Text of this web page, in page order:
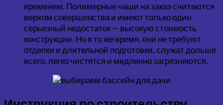
временем. Полимерные чаши на заказ считаются
верхом совершенства и имеют только один
серьезный недостаток — высокую стоимость
конструкции. Но в то же время, они не требуют
отделки и длительной подготовки, служат дольше
всего, легко чистятся и медленно загрязняются.